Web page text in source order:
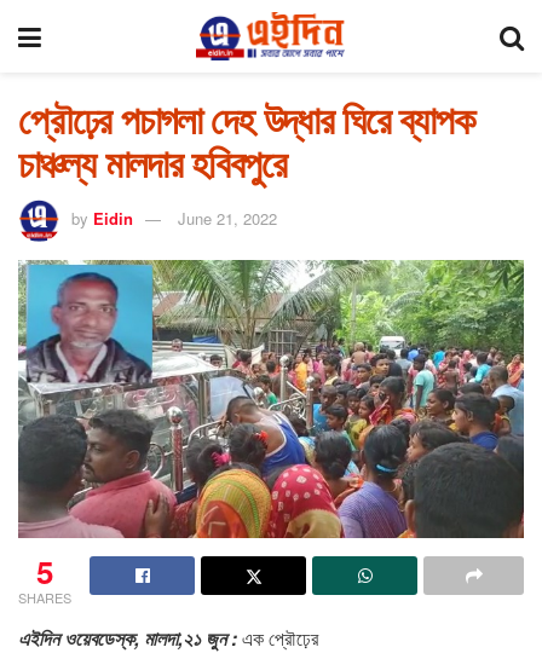
প্রৌঢ়ের পচাগলা দেহ উদ্ধার ঘিরে ব্যাপক
চাঞ্চল্য মালদার হবিবপুরে
by Eidin June 21, 2022
5
SHARES
এইদিন ওয়েবডেস্ক, মালদা,২১ জুন :এক প্রৌঢ়ের